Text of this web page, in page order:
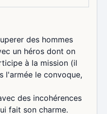
des hommes
un héros dont on
à la mission (il
l'armée le convoque,
des incohérences
fait son charme.